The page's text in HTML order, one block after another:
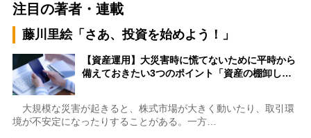
注目の著者・連載
藤川里絵「さあ、投資を始めよう！」
【資産運用】大災害時に慌てないために平時から
備えておきたい3つのポイント「資産の棚卸し…
大規模な災害が起きると、株式市場が大きく動いたり、取引環
境が不安定になったりすることがある。一方…